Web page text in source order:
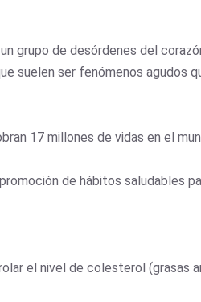
grupo de desórdenes del
suelen ser fenómenos agudos
17 millones de vidas en el
de hábitos saludables
el nivel de colesterol (grasas